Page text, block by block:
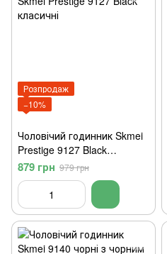
Розпродаж
−10%
Чоловічий годинник Skmei
Prestige 9127 Black
класичні
879 грн 979 грн